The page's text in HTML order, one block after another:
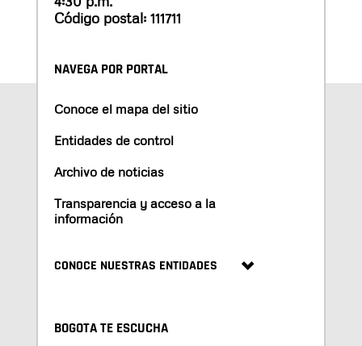
Código postal: 111711
NAVEGA POR PORTAL
Conoce el mapa del sitio
Entidades de control
Archivo de noticias
Transparencia y acceso a la
información
CONOCE NUESTRAS ENTIDADES
BOGOTA TE ESCUCHA